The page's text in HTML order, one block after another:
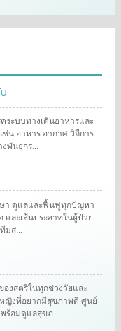
ระบบทางเดินอาหารและ
น อาหาร อากาศ วิถีการ
พันธุกร...
ษา ดูแลและฟื้นฟูทุกปัญหา
และเส้นประสาทในผู้ป่วย
ส...
องสตรีในทุกช่วงวัยและ
ญิงที่อยากมีสุขภาพดี ศูนย์
พร้อมดูแลสุขภ...